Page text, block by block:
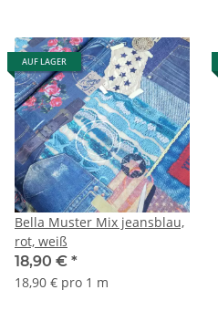
AUF LAGER
Bella Muster Mix jeansblau,
rot, weiß
18,90 € *
18,90 € pro 1 m